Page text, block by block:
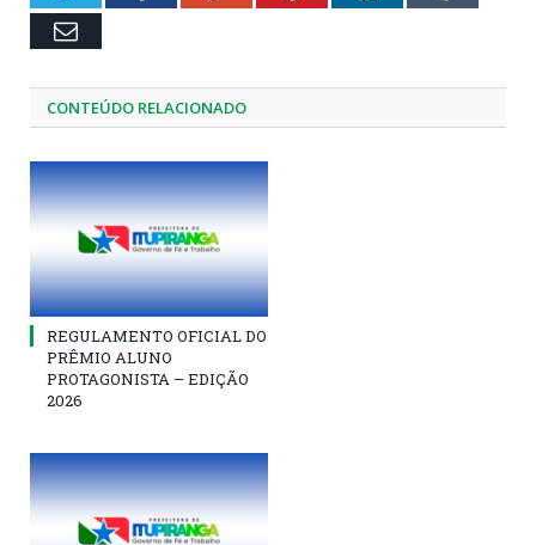
Email
CONTEÚDO RELACIONADO
REGULAMENTO OFICIAL DO
PRÊMIO ALUNO
PROTAGONISTA – EDIÇÃO
2026